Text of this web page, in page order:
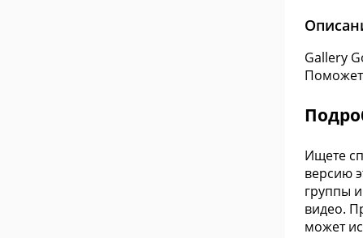
Gallery
Поможет
Ищете
версию
группы
видео.
может